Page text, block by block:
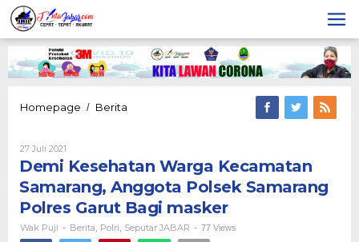
Lewati
ke
konten
Homepage / Berita
Samarang,
Polsek
Samarang
Polres
Garut
27 Juli 2021
Puji
Demi Kesehatan Warga Kecamatan
Samarang, Anggota Polsek Samarang
Polres Garut Bagi masker
Wak Puji - Berita Polri Seputar JABAR - 77 Views